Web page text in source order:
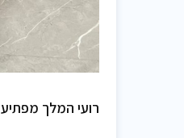
רועי המלך מפתיע